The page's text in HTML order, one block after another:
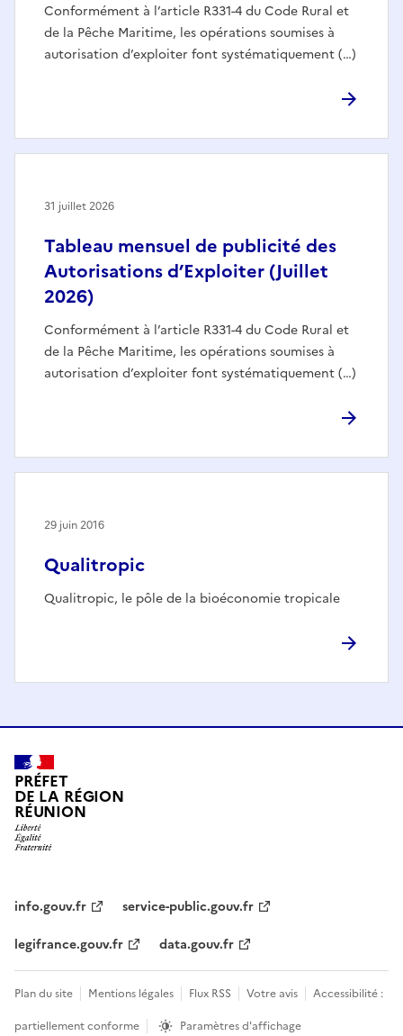
Conformément à l’article R331-4 du Code Rural et
de la Pêche Maritime, les opérations soumises à
autorisation d’exploiter font systématiquement (…)
Tableau mensuel de publicité des
Autorisations d’Exploiter (Juillet
2026)
Conformément à l’article R331-4 du Code Rural et
de la Pêche Maritime, les opérations soumises à
autorisation d’exploiter font systématiquement (…)
31 juillet 2026
Qualitropic
Qualitropic, le pôle de la bioéconomie tropicale
29 juin 2016
PRÉFET
DE LA RÉGION
RÉUNION
info.gouv.fr
service-public.gouv.fr
legifrance.gouv.fr
data.gouv.fr
Plan du site Mentions légales Flux RSS Votre avis
Accessibilité :
partiellement conforme
Paramètres d'affichage